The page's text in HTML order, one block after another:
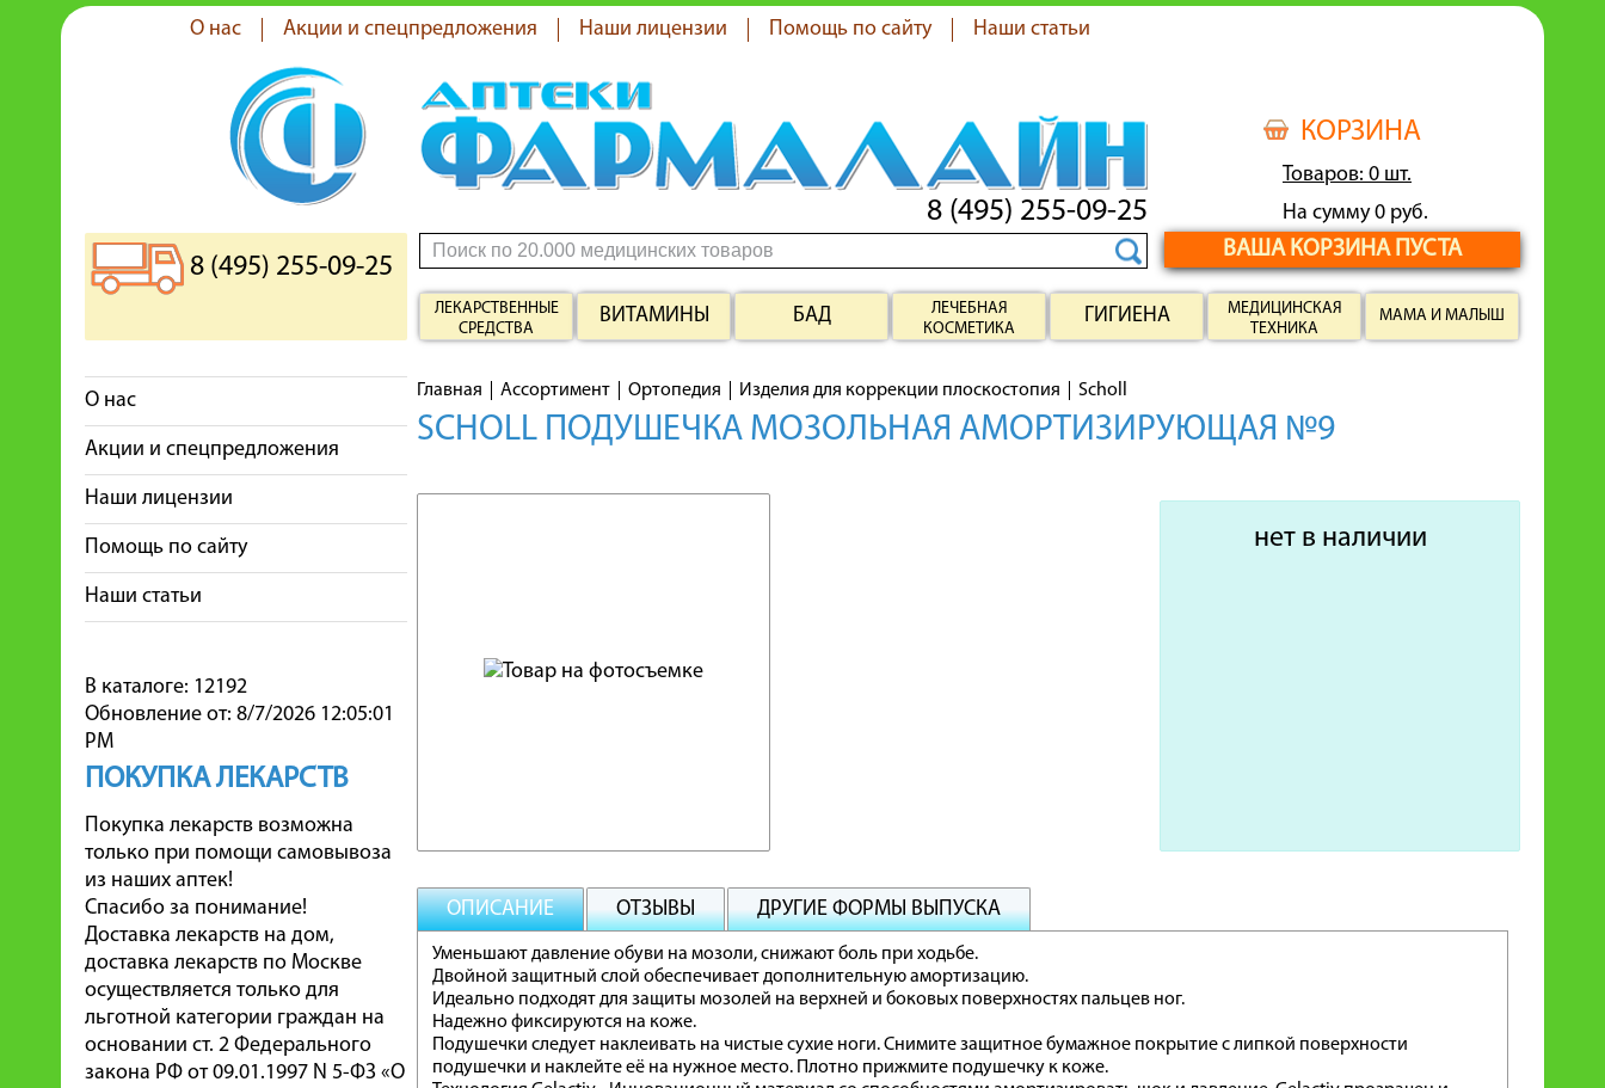
О нас Акции и спецпредложения Наши лицензии Помощь по сайту Наши статьи
КОРЗИНА
Товаров: 0 шт.
На сумму 0 руб.
ВАША КОРЗИНА ПУСТА
8 (495) 255-09-25
8 (495) 255-09-25
ЛЕКАРСТВЕННЫЕ
СРЕДСТВА
ВИТАМИНЫ БАД
ЛЕЧЕБНАЯ
КОСМЕТИКА
ГИГИЕНА
МЕДИЦИНСКАЯ
ТЕХНИКА
МАМА И МАЛЫШ
О нас
Акции и спецпредложения
Наши лицензии
Помощь по сайту
Наши статьи
В каталоге: 12192
Обновление от: 8/7/2026 12:05:01
PM
ПОКУПКА ЛЕКАРСТВ
Покупка лекарств возможна
только при помощи самовывоза
из наших аптек!
Спасибо за понимание!
Доставка лекарств на дом,
доставка лекарств по Москве
осуществляется только для
льготной категории граждан на
основании ст. 2 Федерального
закона РФ от 09.01.1997 N 5-ФЗ «О
Главная Ассортимент Ортопедия Изделия для коррекции плоскостопия Scholl
SCHOLL ПОДУШЕЧКА МОЗОЛЬНАЯ АМОРТИЗИРУЮЩАЯ №9
нет в наличии
ОПИСАНИЕ ОТЗЫВЫ ДРУГИЕ ФОРМЫ ВЫПУСКА
Уменьшают давление обуви на мозоли, снижают боль при ходьбе.
Двойной защитный слой обеспечивает дополнительную амортизацию.
Идеально подходят для защиты мозолей на верхней и боковых поверхностях пальцев ног.
Надежно фиксируются на коже.
Подушечки следует наклеивать на чистые сухие ноги. Снимите защитное бумажное покрытие с липкой поверхности
подушечки и наклейте её на нужное место. Плотно прижмите подушечку к коже.